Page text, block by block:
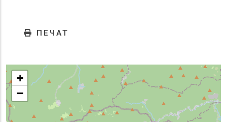
ПЕЧАТ
+
−